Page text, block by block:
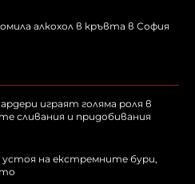
алкохол в кръвта в София
играят голяма роля в
сливания и придобивания
на екстремните бури,